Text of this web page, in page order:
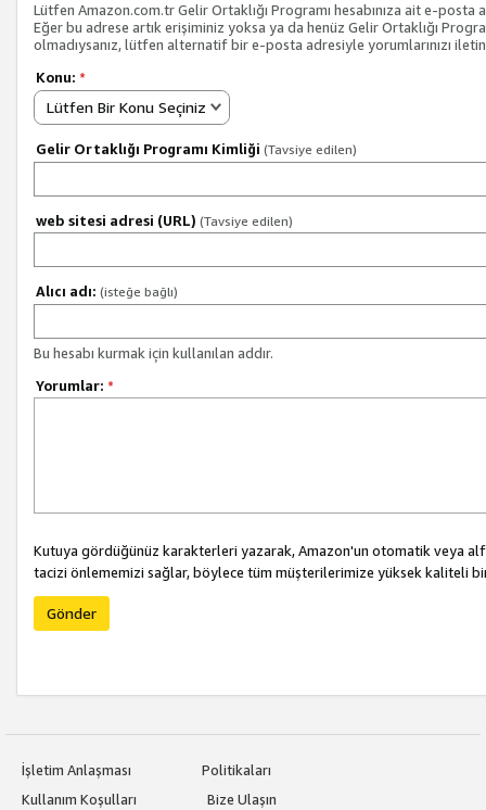
Lütfen Amazon.com.tr Gelir Ortaklığı Programı hesabınıza ait e-posta
Eğer bu adrese artık erişiminiz yoksa ya da henüz Gelir Ortaklığı
olmadıysanız, lütfen alternatif bir e-posta adresiyle yorumlarınızı
Konu: *
Lütfen Bir Konu Seçiniz
Gelir Ortaklığı Programı Kimliği (Tavsiye edilen)
web sitesi adresi (URL) (Tavsiye edilen)
Alıcı adı: (isteğe bağlı)
Bu hesabı kurmak için kullanılan addır.
Yorumlar: *
Kutuya gördüğünüz karakterleri yazarak, Amazon'un otomatik veya
tacizi önlememizi sağlar, böylece tüm müşterilerimize yüksek kaliteli
Gönder
İşletim Anlaşması
Politikaları
Kullanım Koşulları
Bize Ulaşın